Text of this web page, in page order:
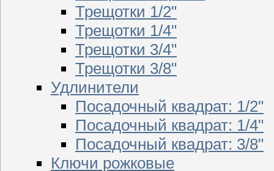
Трещотки 1/2"
Трещотки 1/4"
Трещотки 3/4"
Трещотки 3/8"
Удлинители
Посадочный квадрат: 1/2"
Посадочный квадрат: 1/4"
Посадочный квадрат: 3/8"
Ключи рожковые